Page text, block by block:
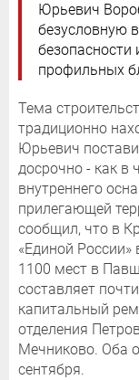
Юрьевич
безусловную
безопасности
профильных
Тема
традиционно
Юрьевич
досрочно - как в
внутреннего
прилегающей
сообщил, что в
«Единой России»
1100 мест в
составляет
капитальный
отделения
Мечниково. Оба
сентября.